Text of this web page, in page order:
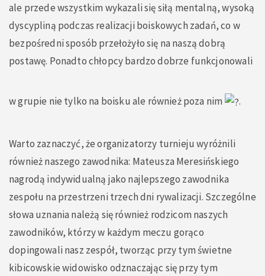
ale przede wszystkim wykazali się siłą mentalną, wysoką
dyscypliną podczas realizacji boiskowych zadań, co w
bezpośredni sposób przełożyło się na naszą dobrą
postawę. Ponadto chłopcy bardzo dobrze funkcjonowali
w grupie nie tylko na boisku ale również poza nim .
Warto zaznaczyć, że organizatorzy turnieju wyróżnili
również naszego zawodnika: Mateusza Meresińskiego
nagrodą indywidualną jako najlepszego zawodnika
zespołu na przestrzeni trzech dni rywalizacji. Szczególne
słowa uznania należą się również rodzicom naszych
zawodników, którzy w każdym meczu gorąco
dopingowali nasz zespół, tworząc przy tym świetne
kibicowskie widowisko odznaczając się przy tym